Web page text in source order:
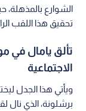
الشوارع
تحقيق هذا اللقب
تألق يامال في
الاجتماعية
ويأتي هذا الجدل
برشلونة، الذي نال